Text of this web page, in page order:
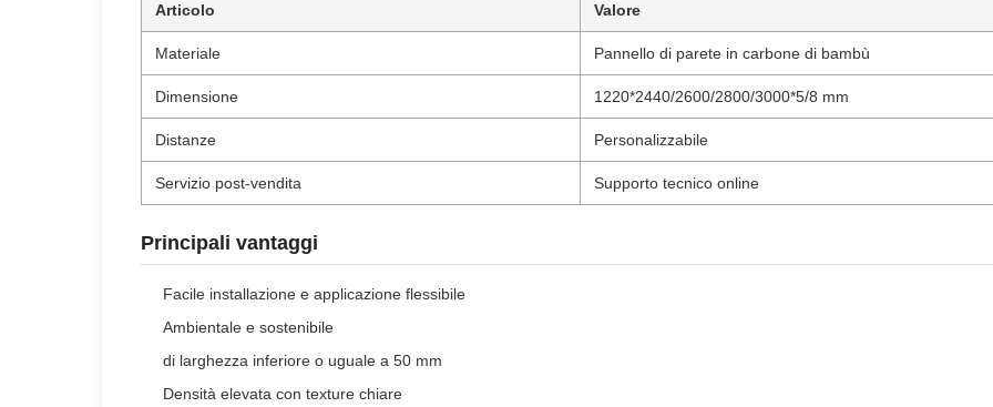
Articolo Valore
Materiale Pannello di parete in carbone di bambù
Dimensione 1220*2440/2600/2800/3000*5/8 mm
Distanze Personalizzabile
Servizio post-vendita Supporto tecnico online
Principali vantaggi
Facile installazione e applicazione flessibile
Ambientale e sostenibile
di larghezza inferiore o uguale a 50 mm
Densità elevata con texture chiare